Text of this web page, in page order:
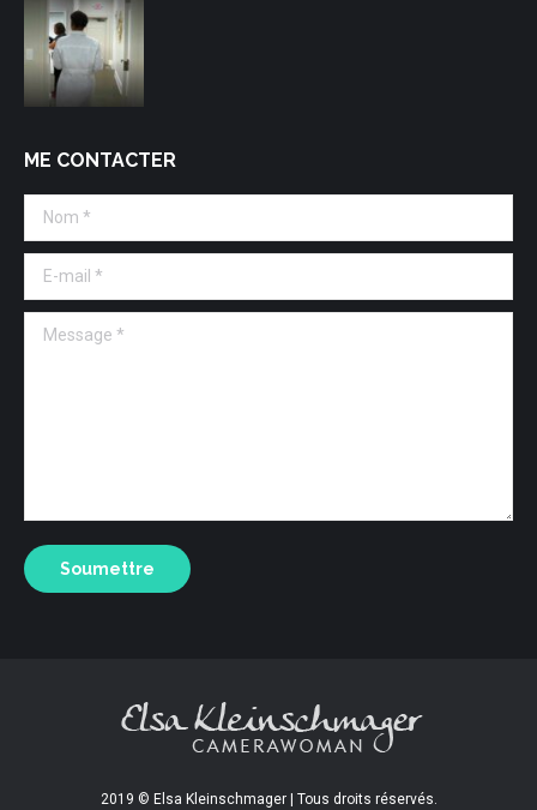
ME CONTACTER
Nom *
E-mail *
Message *
Soumettre
2019 © Elsa Kleinschmager | Tous droits réservés.